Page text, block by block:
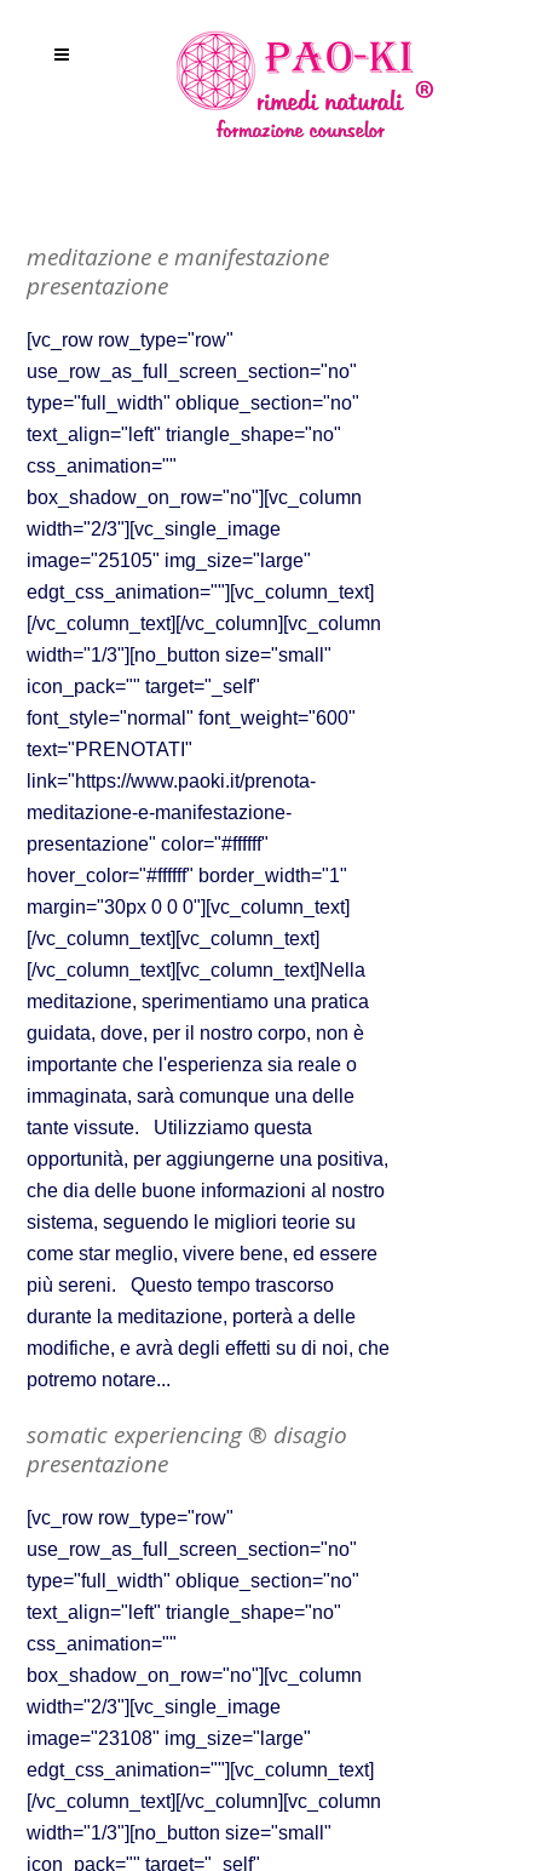
meditazione e manifestazione
presentazione
[vc_row row_type="row"
use_row_as_full_screen_section="no"
type="full_width" oblique_section="no"
text_align="left" triangle_shape="no"
css_animation=""
box_shadow_on_row="no"][vc_column
width="2/3"][vc_single_image
image="25105" img_size="large"
edgt_css_animation=""][vc_column_text]
[/vc_column_text][/vc_column][vc_column
width="1/3"][no_button size="small"
icon_pack="" target="_self"
font_style="normal" font_weight="600"
text="PRENOTATI"
link="https://www.paoki.it/prenota-
meditazione-e-manifestazione-
presentazione" color="#ffffff"
hover_color="#ffffff" border_width="1"
margin="30px 0 0 0"][vc_column_text]
[/vc_column_text][vc_column_text]
[/vc_column_text][vc_column_text]Nella
meditazione, sperimentiamo una pratica
guidata, dove, per il nostro corpo, non è
importante che l'esperienza sia reale o
immaginata, sarà comunque una delle
tante vissute. Utilizziamo questa
opportunità, per aggiungerne una positiva,
che dia delle buone informazioni al nostro
sistema, seguendo le migliori teorie su
come star meglio, vivere bene, ed essere
più sereni. Questo tempo trascorso
durante la meditazione, porterà a delle
modifiche, e avrà degli effetti su di noi, che
potremo notare...
somatic experiencing ® disagio
presentazione
[vc_row row_type="row"
use_row_as_full_screen_section="no"
type="full_width" oblique_section="no"
text_align="left" triangle_shape="no"
css_animation=""
box_shadow_on_row="no"][vc_column
width="2/3"][vc_single_image
image="23108" img_size="large"
edgt_css_animation=""][vc_column_text]
[/vc_column_text][/vc_column][vc_column
width="1/3"][no_button size="small"
icon_pack="" target="_self"